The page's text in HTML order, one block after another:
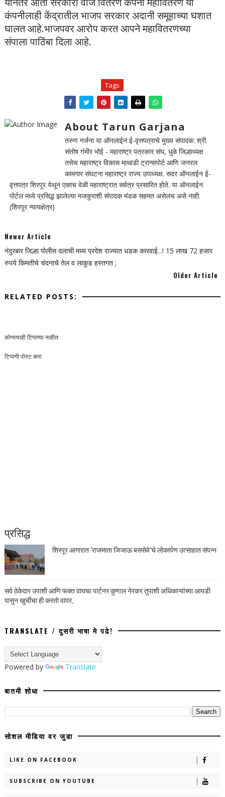
कंपनीलाही केंद्रातील भाजप सरकार अदानी समूहाच्या घशात
घालत आहे.भाजपवर आरोप करत आपने महावितरणच्या
संपाला पाठिंबा दिला आहे.
Tags
About Tarun Garjana
तरुण गर्जना या ऑनलाईन ई-वृत्तपत्राचे मुख्य संपादक: श्री.
संतोष गंभीर भोई - महाराष्ट्र पत्रकार संघ, धुळे जिल्हाध्यक्ष
तसेच महाराष्ट्र विकास माथाडी ट्रान्सपोर्ट आणि जनरल
कामगार संघटना महाराष्ट्र राज्य उपाध्यक्ष. सदर ऑनलाईन ई-
वृत्तपत्र शिरपूर येथून एकाच वेळी महाराष्ट्रात सर्वत्र प्रसारित होते. या ऑनलाईन
पोर्टल मध्ये प्रसिद्ध झालेल्या मजकुराशी संपादक मंडळ सहमत असेलच असे नाही.
(शिरपूर न्यायक्षेत्र)
Newer Article
नंदुरबार जिल्हा पोलीस दलाची मध्य प्रदेश राज्यात धडक कारवाई...! 15 लाख 72 हजार
रुपये किमतीचे चंदनाचे तेल व लाकुड हस्तगत ;
Older Article
RELATED POSTS:
कोणत्याही टिप्पण्‍या नाहीत:
टिप्पणी पोस्ट करा
प्रसिद्ध
शिरपूर आगारात ‘राजमाता जिजाऊ बससेवे’चे लोकार्पण उत्साहात संपन्न
सर्व ठेकेदार उपाशी आणि फक्त वाघचा पार्टनर कुणाल नेरकर तुपाशी अधिकाऱ्यांच्या आयडी
पासुन खुर्चीचा ही करतो वापर,
TRANSLATE / दुसरी भाषा मे पढे!
Powered by Translate
बातमी शोधा
सोशल मीडिया वर जुडा
LIKE ON FACEBOOK
SUBSCRIBE ON YOUTUBE